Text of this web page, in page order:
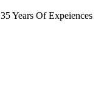
Years Of Expeiences